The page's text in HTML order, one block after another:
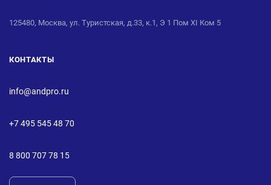
125480, Москва, ул. Туристская, д.33, к.1, Э 1 Пом XI Ком 5
КОНТАКТЫ
info@andpro.ru
+7 495 545 48 70
8 800 707 78 15